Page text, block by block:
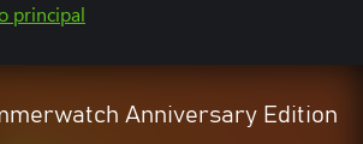
principal
Anniversary Edition